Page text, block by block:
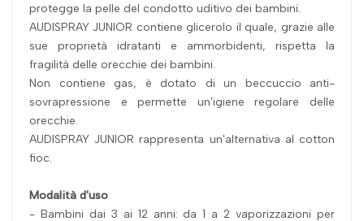
protegge la pelle del condotto uditivo dei bambini.
AUDISPRAY JUNIOR contiene glicerolo il quale, grazie alle
sue proprietà idratanti e ammorbidenti, rispetta la
fragilità delle orecchie dei bambini.
Non contiene gas, è dotato di un beccuccio anti-
sovrapressione e permette un'igiene regolare delle
orecchie.
AUDISPRAY JUNIOR rappresenta un'alternativa al cotton
fioc.
Modalità d'uso
- Bambini dai 3 ai 12 anni: da 1 a 2 vaporizzazioni per